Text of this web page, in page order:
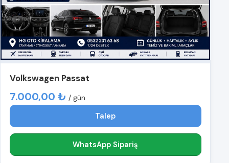
Volkswagen Passat
7.000,00 ₺ / gün
Talep
WhatsApp Sipariş